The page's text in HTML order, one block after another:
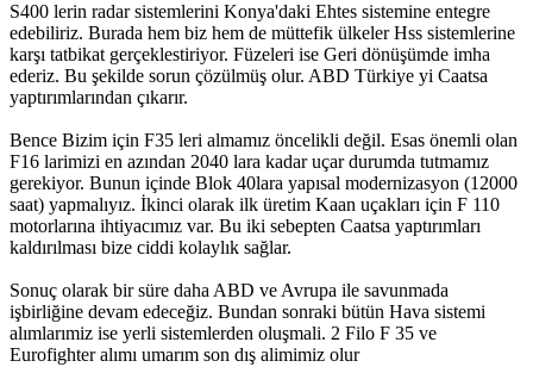
S400 lerin radar sistemlerini Konya'daki Ehtes sistemine entegre
edebiliriz. Burada hem biz hem de müttefik ülkeler Hss sistemlerine
karşı tatbikat gerçeklestiriyor. Füzeleri ise Geri dönüşümde imha
ederiz. Bu şekilde sorun çözülmüş olur. ABD Türkiye yi Caatsa
yaptırımlarından çıkarır.
Bence Bizim için F35 leri almamız öncelikli değil. Esas önemli olan
F16 larimizi en azından 2040 lara kadar uçar durumda tutmamız
gerekiyor. Bunun içinde Blok 40lara yapısal modernizasyon (12000
saat) yapmalıyız. İkinci olarak ilk üretim Kaan uçakları için F 110
motorlarına ihtiyacımız var. Bu iki sebepten Caatsa yaptırımları
kaldırılması bize ciddi kolaylık sağlar.
Sonuç olarak bir süre daha ABD ve Avrupa ile savunmada
işbirliğine devam edeceğiz. Bundan sonraki bütün Hava sistemi
alımlarımiz ise yerli sistemlerden oluşmali. 2 Filo F 35 ve
Eurofighter alımı umarım son dış alimimiz olur